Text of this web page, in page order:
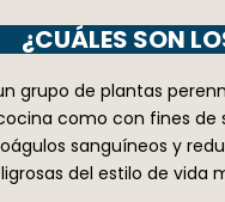
¿CUÁLES SON
grupo de plantas
como con fines de
sanguíneos y
del estilo de